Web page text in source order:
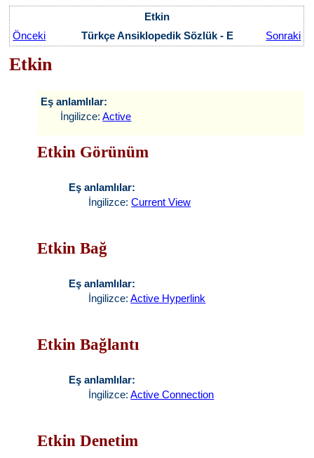
Etkin
Önceki
Türkçe Ansiklopedik Sözlük - E Sonraki
Etkin
Eş anlamlılar:
İngilizce:Active
Etkin Görünüm
Eş anlamlılar:
İngilizce:Current View
Etkin Bağ
Eş anlamlılar:
İngilizce:Active Hyperlink
Etkin Bağlantı
Eş anlamlılar:
İngilizce:Active Connection
Etkin Denetim